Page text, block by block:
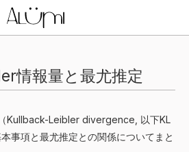
情報量と最尤推定
Kullback-Leibler divergence, 以下KL
事項と最尤推定との関係についてまと